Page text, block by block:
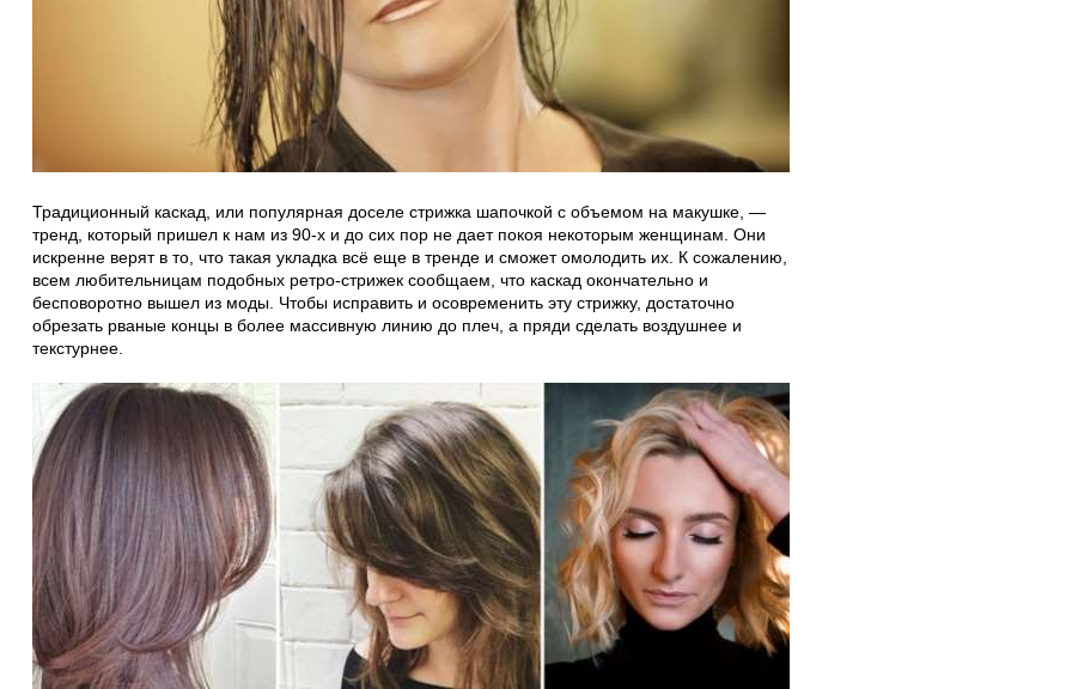
Традиционный каскад, или популярная доселе стрижка шапочкой с объемом на макушке, —
тренд, который пришел к нам из 90-х и до сих пор не дает покоя некоторым женщинам. Они
искренне верят в то, что такая укладка всё еще в тренде и сможет омолодить их. К сожалению,
всем любительницам подобных ретро-стрижек сообщаем, что каскад окончательно и
бесповоротно вышел из моды. Чтобы исправить и осовременить эту стрижку, достаточно
обрезать рваные концы в более массивную линию до плеч, а пряди сделать воздушнее и
текстурнее.